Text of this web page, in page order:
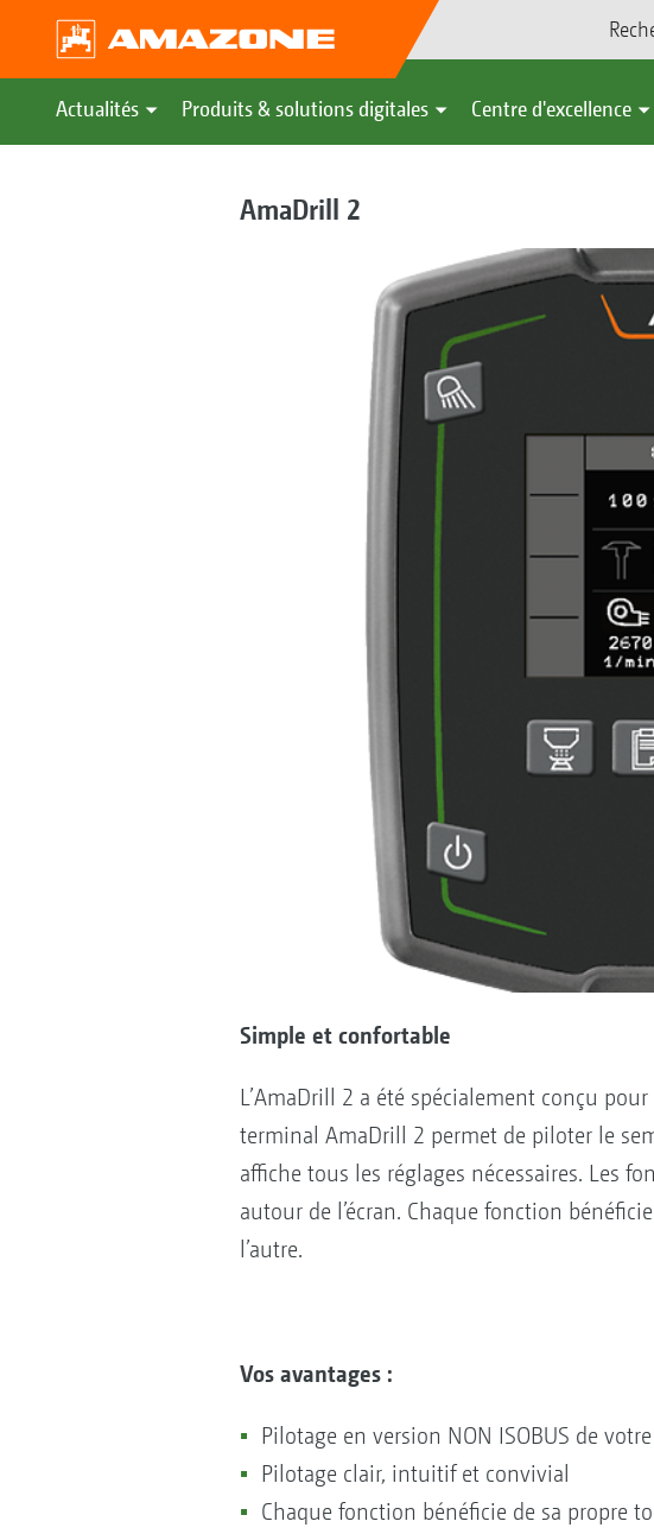
Actualités Produits & solutions digitales Centre d'excellence
AmaDrill 2
Simple et confortable
L’AmaDrill 2 a été spécialement conçu
terminal AmaDrill 2 permet de piloter le
affiche tous les réglages nécessaires. Les
autour de l’écran. Chaque fonction
l’autre.
Vos avantages :
Pilotage en version NON ISOBUS de
Pilotage clair, intuitif et convivial
Chaque fonction bénéficie de sa propre